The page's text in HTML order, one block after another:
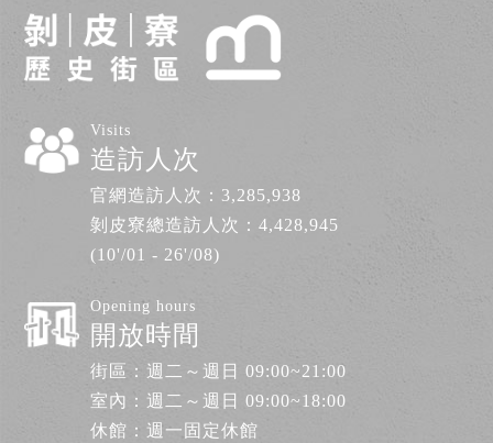
Visits
造訪人次
官網造訪人次： 3,285,938
剝皮寮總造訪人次：4,428,945
(10'/01 - 26'/08)
Opening hours
開放時間
街區：週二～週日 09:00~21:00
室內：週二～週日 09:00~18:00
休館：週一固定休館